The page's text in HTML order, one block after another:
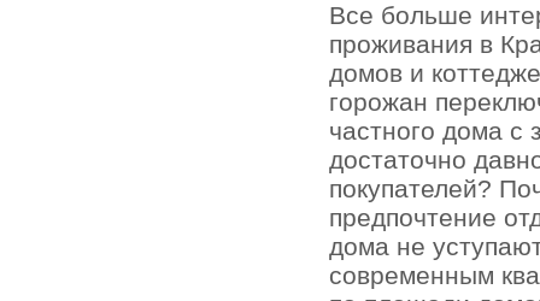
Все больше
проживания в
домов и
горожан
частного дома с
достаточно
покупателей?
предпочтение
дома не
современным